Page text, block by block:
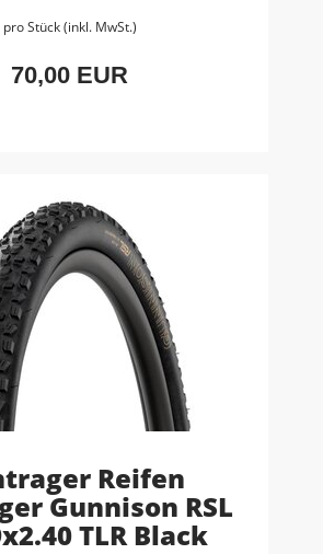
pro Stück (inkl. MwSt.)
70,00 EUR
Reifen
Gunnison RSL
TLR Black